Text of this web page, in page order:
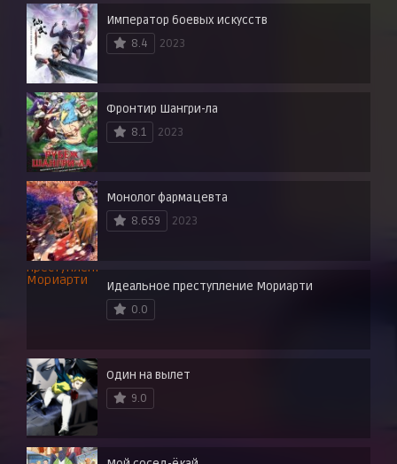
Император боевых искусств
8.4
2023
Фронтир Шангри-ла
8.1
2023
Монолог фармацевта
8.659
2023
Идеальное преступление Мориарти
0.0
Один на вылет
9.0